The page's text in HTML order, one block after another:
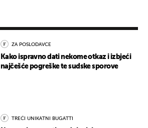
ZA POSLODAVCE
Kako ispravno dati nekome otkaz i izbjeći
najčešće pogreške te sudske sporove
TREĆI UNIKATNI BUGATTI